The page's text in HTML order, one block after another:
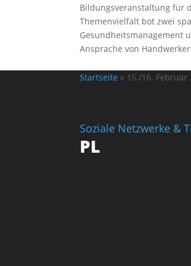
Bildungsveranstaltung für
Themenvielfalt bot zwei
Gesundheitsmanagement
Ansprache von
Startseite » 15./16. Februar
Soziale Netzwerke &
PL